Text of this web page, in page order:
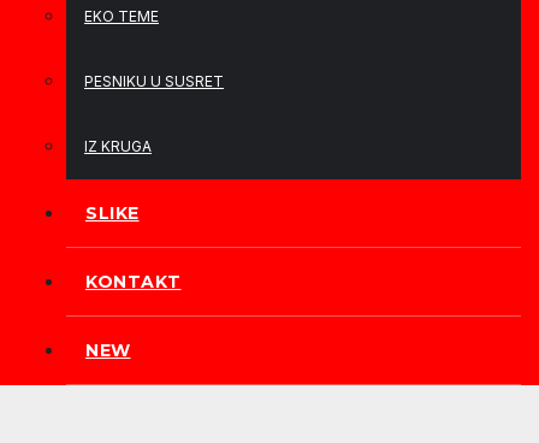
EKO TEME
PESNIKU U SUSRET
IZ KRUGA
SLIKE
KONTAKT
NEW